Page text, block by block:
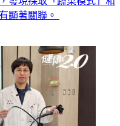
顯著關聯。